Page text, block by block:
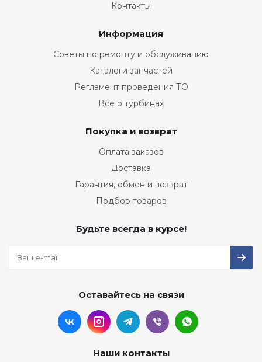
Контакты
Информация
Советы по ремонту и обслуживанию
Каталоги запчастей
Регламент проведения ТО
Все о турбинах
Покупка и возврат
Оплата заказов
Доставка
Гарантия, обмен и возврат
Подбор товаров
Будьте всегда в курсе!
Оставайтесь на связи
Наши контакты